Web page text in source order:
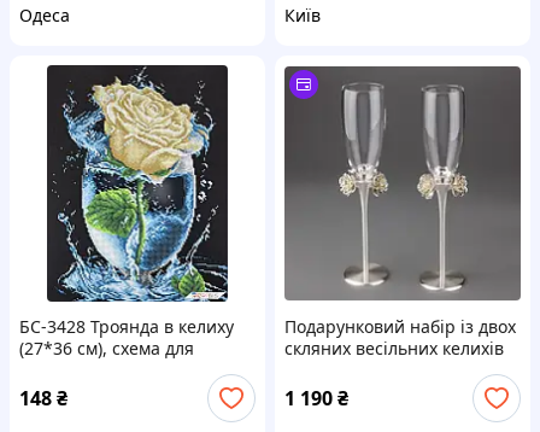
Одеса
Київ
БС-3428 Троянда в келиху
(27*36 см), схема для
вишивки бісером картини
148₴
Подарунковий набір із двох
скляних весільних келихів
"Троянди" у вишуканому
дизайні висота 28 см
1 190₴